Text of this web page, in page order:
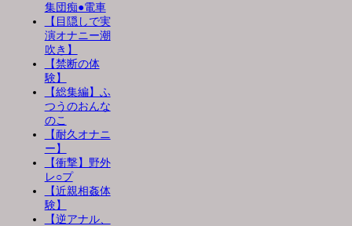
集団痴●電車
【目隠しで実
演オナニー潮
吹き】
【禁断の体
験】
【総集編】ふ
つうのおんな
のこ
【耐久オナニ
ー】
【衝撃】野外
レ○プ
【近親相姦体
験】
【逆アナル、